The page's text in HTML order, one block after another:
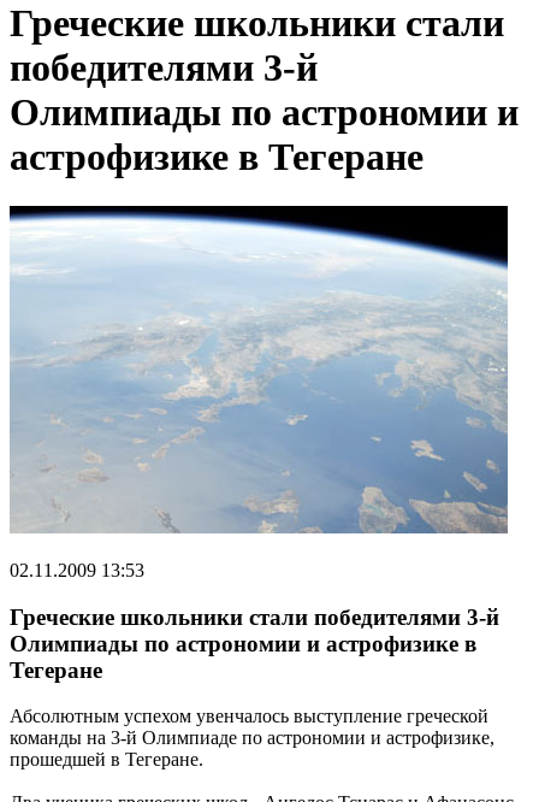
Греческие школьники стали
победителями 3-й
Олимпиады по астрономии и
астрофизике в Тегеране
02.11.2009 13:53
Греческие школьники стали победителями 3-й
Олимпиады по астрономии и астрофизике в
Тегеране
Абсолютным успехом увенчалось выступление греческой
команды на 3-й Олимпиаде по астрономии и астрофизике,
прошедшей в Тегеране.